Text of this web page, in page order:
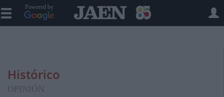
Powered by
Histórico
OPINIÓN